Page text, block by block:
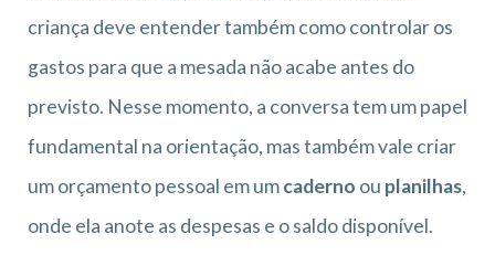
criança deve entender também como controlar os
gastos para que a mesada não acabe antes do
previsto. Nesse momento, a conversa tem um papel
fundamental na orientação, mas também vale criar
um orçamento pessoal em umcaderno ou planilhas,
onde ela anote as despesas e o saldo disponível.